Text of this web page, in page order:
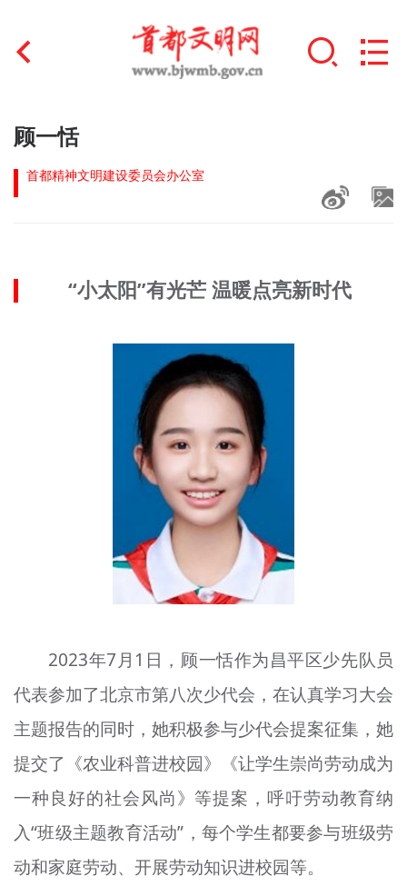
首页
文明创建
未成年人思想道德建设
北京宣传文化引导基金
顾一恬
首都精神文明建设委员会办公室
“小太阳”有光芒 温暖点亮新时代
2023年7月1日，顾一恬作为昌平区少先队员
代表参加了北京市第八次少代会，在认真学习大会
主题报告的同时，她积极参与少代会提案征集，她
提交了《农业科普进校园》《让学生崇尚劳动成为
一种良好的社会风尚》等提案，呼吁劳动教育纳
入“班级主题教育活动”，每个学生都要参与班级劳
动和家庭劳动、开展劳动知识进校园等。